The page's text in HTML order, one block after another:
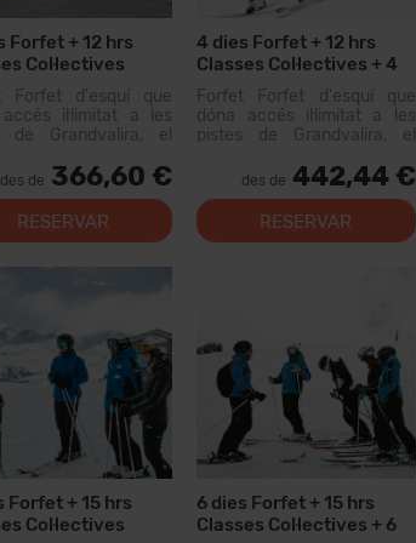
Forfet + 12 hrs
Col·lectives
Forfet d'esquí que
il·limitat a les
de Grandvalira, el
Amb aquest
podràs recórrer més...
des de 366,60 €
RESERVAR
4 dies Forfet + 12 hrs
Classes Col·lectives + 4
dies Lloguer Material
Forfet Forfet d'esquí que
dóna accés il·limitat a les
pistes de Grandvalira, el
dels Pirineus. Amb aquest
forfet podràs recórrer més...
des de 442,44 €
RESERVAR
Forfet + 15 hrs
Col·lectives
6 dies Forfet + 15 hrs
Classes Col·lectives + 6